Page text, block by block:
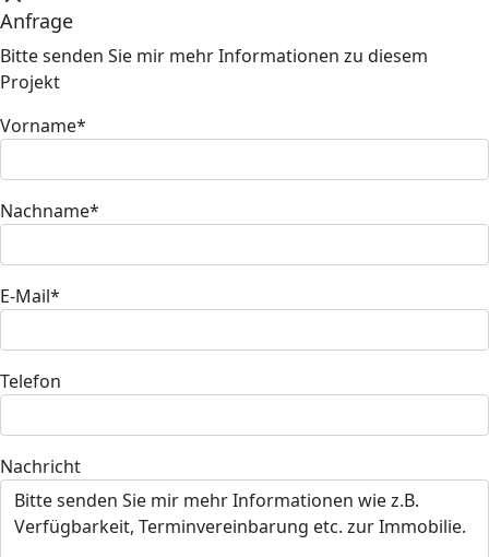
Anfrage
Bitte senden Sie mir mehr Informationen zu diesem
Projekt
Vorname*
Nachname*
E-Mail*
Telefon
Nachricht